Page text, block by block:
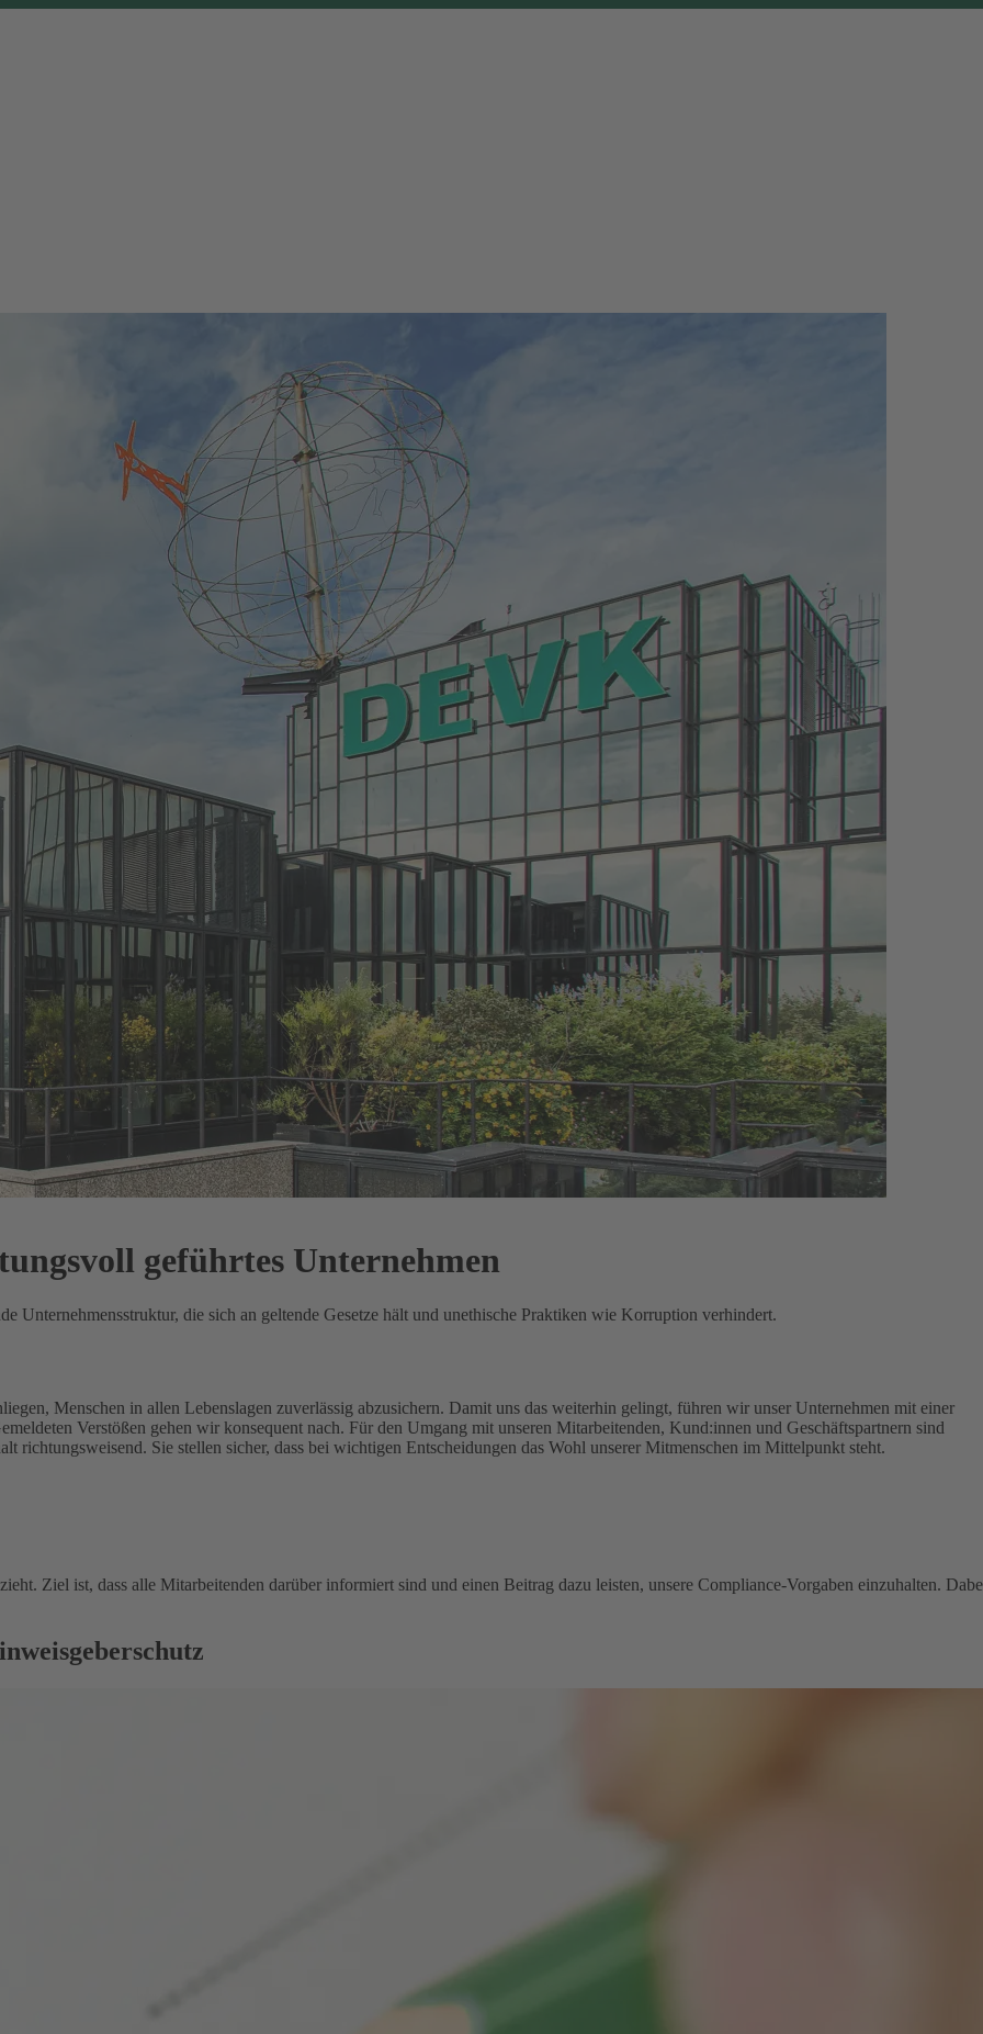
geführtes Unternehmen
Unternehmensstruktur, die sich an geltende Gesetze hält und unethische Praktiken wie Korruption verhindert.
Menschen in allen Lebenslagen zuverlässig abzusichern. Damit uns das weiterhin gelingt, führen wir unser Unternehmen mit einer
Verstößen gehen wir konsequent nach. Für den Umgang mit unseren Mitarbeitenden, Kund:innen und Geschäftspartnern sind
richtungsweisend. Sie stellen sicher, dass bei wichtigen Entscheidungen das Wohl unserer Mitmenschen im Mittelpunkt steht.
Ziel ist, dass alle Mitarbeitenden darüber informiert sind und einen Beitrag dazu leisten, unsere Compliance-Vorgaben einzuhalten.